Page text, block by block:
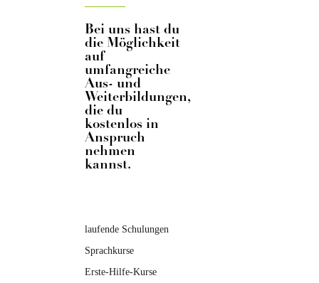
Bei uns hast du
die Möglichkeit
auf
umfangreiche
Aus- und
Weiterbildungen,
die du
kostenlos in
Anspruch
nehmen
kannst.
laufende Schulungen
Sprachkurse
Erste-Hilfe-Kurse